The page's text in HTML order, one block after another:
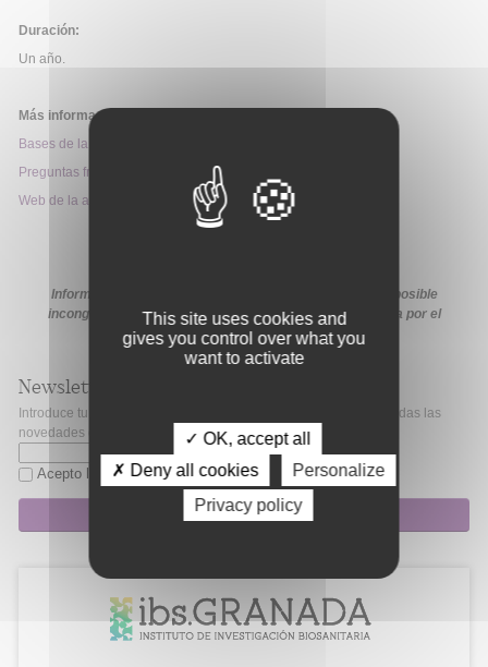
Duración:
Un año.
Más información:
Bases de la convocatoria
Preguntas frecuentes
Web de la ayuda
Información extraída de la web de la ayuda. En caso de posible
incongruencia, prevalecerá la información proporcionada por el
organismo financiador en sus medios oficiales.
Newsletter
Introduce tu correo electrónico si quieres mantenerte al día de todas las
novedades de Fibao.
Acepto la política de privacidad
Suscripción
This site uses cookies and
gives you control over what you
want to activate
✓ OK, accept all
✗ Deny all cookies
Personalize
Privacy policy